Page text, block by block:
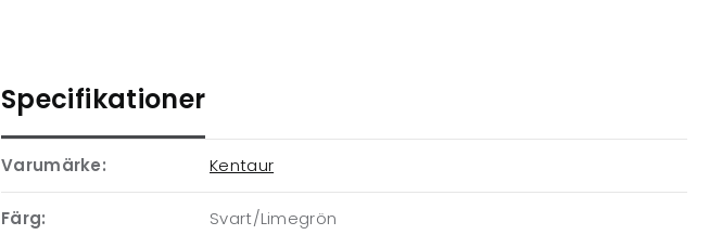
Specifikationer
Varumärke: Kentaur
Färg: Svart/Limegrön